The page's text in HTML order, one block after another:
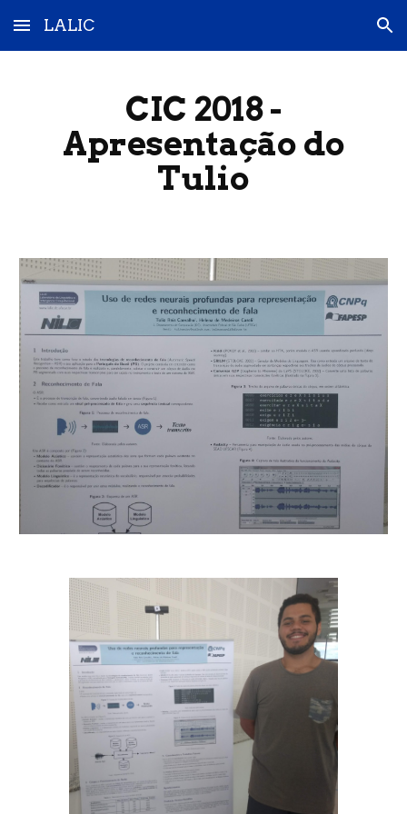
Skip to main content Skip to navigation
LALIC
CIC 2018 -
Apresentação do
Tulio